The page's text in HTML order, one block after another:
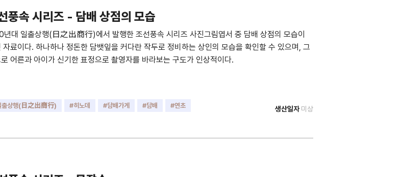
풍속 시리즈 - 담배 상점의 모습
년대 일출상행(日之出商行)에서 발행한 조선풍속 시리즈 사진그림엽서 중 담배 상점의 모습이
자료이다. 하나하나 정돈한 담뱃잎을 커다란 작두로 정비하는 상인의 모습을 확인할 수 있으며, 그
어른과 아이가 신기한 표정으로 촬영자를 바라보는 구도가 인상적이다.
출상행(日之出商行) #히노데 #담배가게 #담배
#연초
생산일자 미상